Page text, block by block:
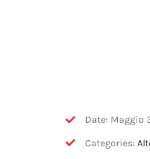
Date: Maggio
Categories: